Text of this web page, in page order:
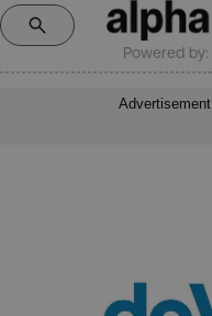
Powered by:
Advertisement